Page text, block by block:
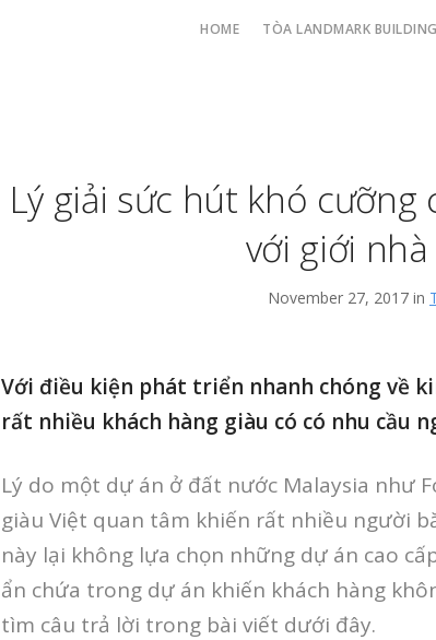
HOME TÒA LANDMARK BUILDING
Lý giải sức hút khó cưỡng
với giới
November 27, 2017 in
Với điều kiện phát triển nhanh chóng về
rất nhiều khách hàng giàu có có nhu cầu
Lý do một dự án ở đất nước Malaysia như
giàu Việt quan tâm khiến rất nhiều người
này lại không lựa chọn những dự án cao
ẩn chứa trong dự án khiến khách hàng
tìm câu trả lời trong bài viết dưới đây.